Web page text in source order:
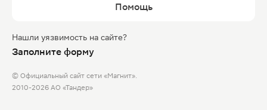
Помощь
Нашли уязвимость на сайте?
Заполните форму
© Официальный сайт сети «Магнит».
2010-2026 АО «Тандер»